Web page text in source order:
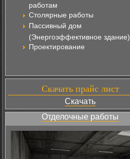
работам
Столярные работы
Пассивный дом
(Энергоэффективное здание)
Проектирование
Скачать прайс лист
Скачать
Отделочные работы